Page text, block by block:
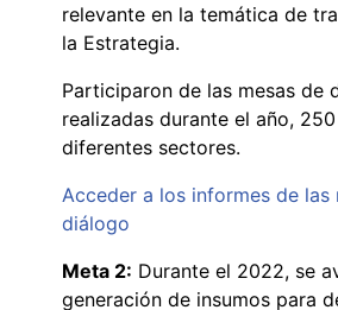
relevante en la temática de
la Estrategia.
Participaron de las mesas de
realizadas durante el año,
diferentes sectores.
Acceder a los informes de las
diálogo
Meta 2: Durante el 2022, se
generación de insumos para